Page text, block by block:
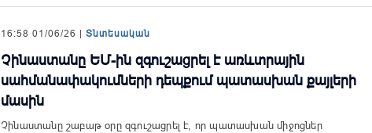
16:58 01/06/26 | Տնտեսական
Չինաստանը ԵՄ-ին զգուշացրել է առևտրային
սահմանափակումների դեպքում պատասխան քայլերի
մասին
Չինաստանը շաբաթ օրը զգուշացրել է, որ պատասխան միջոցներ